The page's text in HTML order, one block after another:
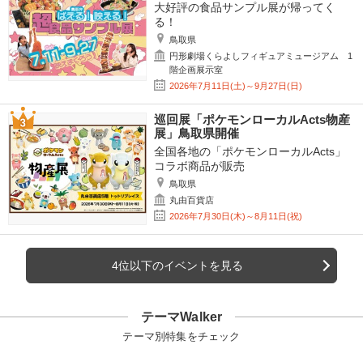
大好評の食品サンプル展が帰ってく
る！
鳥取県
円形劇場くらよしフィギュアミュージアム 1
階企画展示室
2026年7月11日(土)～9月27日(日)
巡回展「ポケモンローカルActs物産
展」鳥取県開催
全国各地の「ポケモンローカルActs」
コラボ商品が販売
鳥取県
丸由百貨店
2026年7月30日(木)～8月11日(祝)
4位以下のイベントを見る
テーマWalker
テーマ別特集をチェック